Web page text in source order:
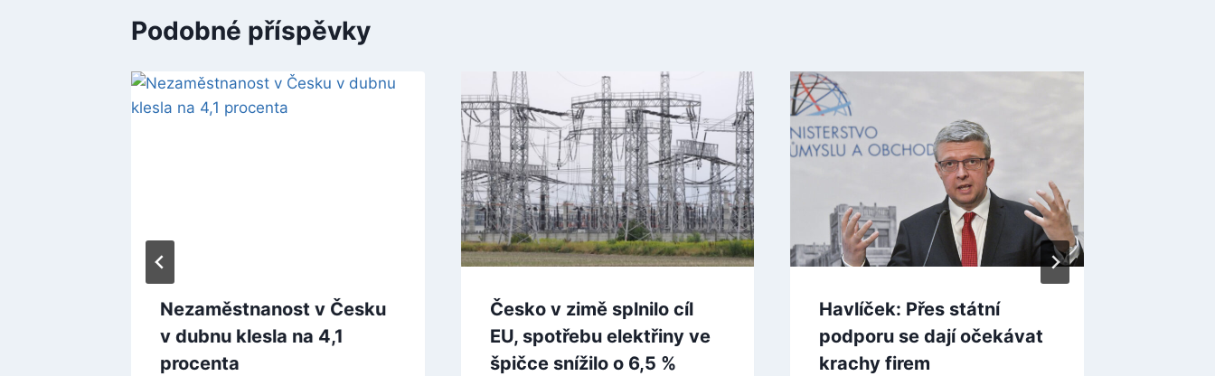
Podobné příspěvky
Nezaměstnanost v Česku
v dubnu klesla na 4,1
procenta
Česko v zimě splnilo cíl
EU, spotřebu elektřiny ve
špičce snížilo o 6,5 %
Havlíček: Přes státní
podporu se dají očekávat
krachy firem